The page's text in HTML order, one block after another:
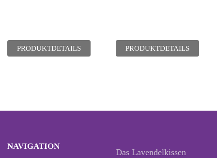
PRODUKTDETAILS PRODUKTDETAILS
NAVIGATION
Das Lavendelkissen